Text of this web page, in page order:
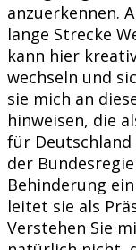
anzuerkennen.
lange Strecke
kann hier
wechseln und
sie mich an
hinweisen, die
für
der
Behinderung
leitet sie als
Verstehen Sie